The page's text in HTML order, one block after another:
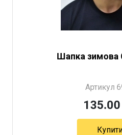
Шапка зимова
Артикул
135.00